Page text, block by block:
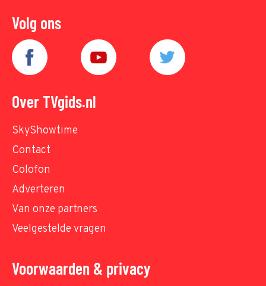
Volg ons
Over TVgids.nl
SkyShowtime
Contact
Colofon
Adverteren
Van onze partners
Veelgestelde vragen
Voorwaarden & privacy